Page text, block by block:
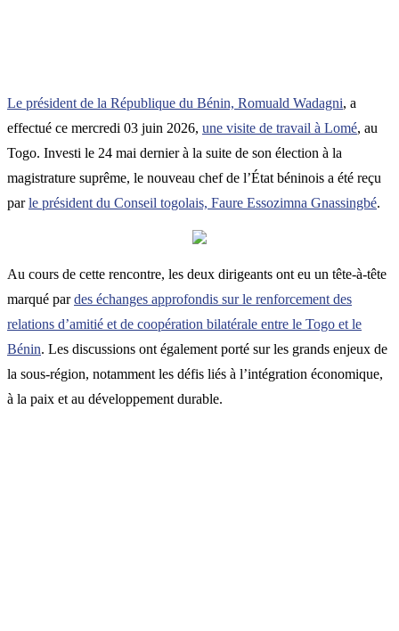
Le président de la République du Bénin, Romuald Wadagni, a
effectué ce mercredi 03 juin 2026, une visite de travail à Lomé, au
Togo. Investi le 24 mai dernier à la suite de son élection à la
magistrature suprême, le nouveau chef de l’État béninois a été reçu
parle président du Conseil togolais, Faure Essozimna Gnassingbé.
Au cours de cette rencontre, les deux dirigeants ont eu un tête-à-tête
marqué pardes échanges approfondis sur le renforcement des
relations d’amitié et de coopération bilatérale entre le Togo et le
Bénin. Les discussions ont également porté sur les grands enjeux de
la sous-région, notamment les défis liés à l’intégration économique,
à la paix et au développement durable.